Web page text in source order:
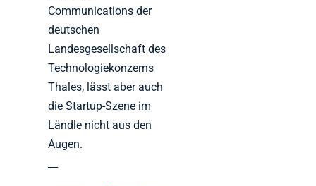
Communications der
deutschen
Landesgesellschaft des
Technologiekonzerns
Thales, lässt aber auch
die Startup-Szene im
Ländle nicht aus den
Augen.